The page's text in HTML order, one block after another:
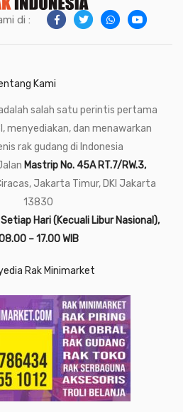
di :
Kami
salah satu perintis pertama
menyediakan, dan menawarkan
rak gudang di Indonesia
Mastrip No. 45A RT.7/RW.3,
Jakarta Timur, DKI Jakarta
13830
Setiap Hari (Kecuali Libur Nasional),
– 17.00 WIB
Rak Minimarket